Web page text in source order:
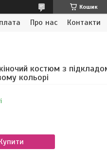
Кошик
Про нас Контакти
костюм з
кольорі